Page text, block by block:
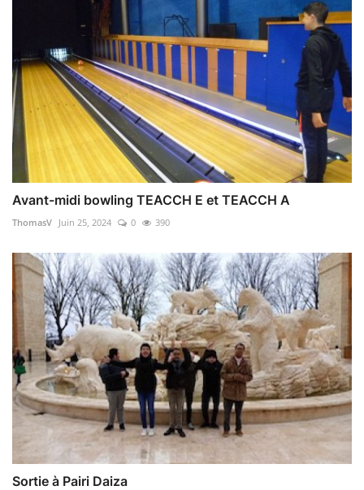
Avant-midi bowling TEACCH E et TEACCH A
ThomasV Juin 25, 2024 0 390
Sortie à Pairi Daiza